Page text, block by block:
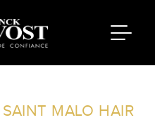
SAINT MALO HAIR